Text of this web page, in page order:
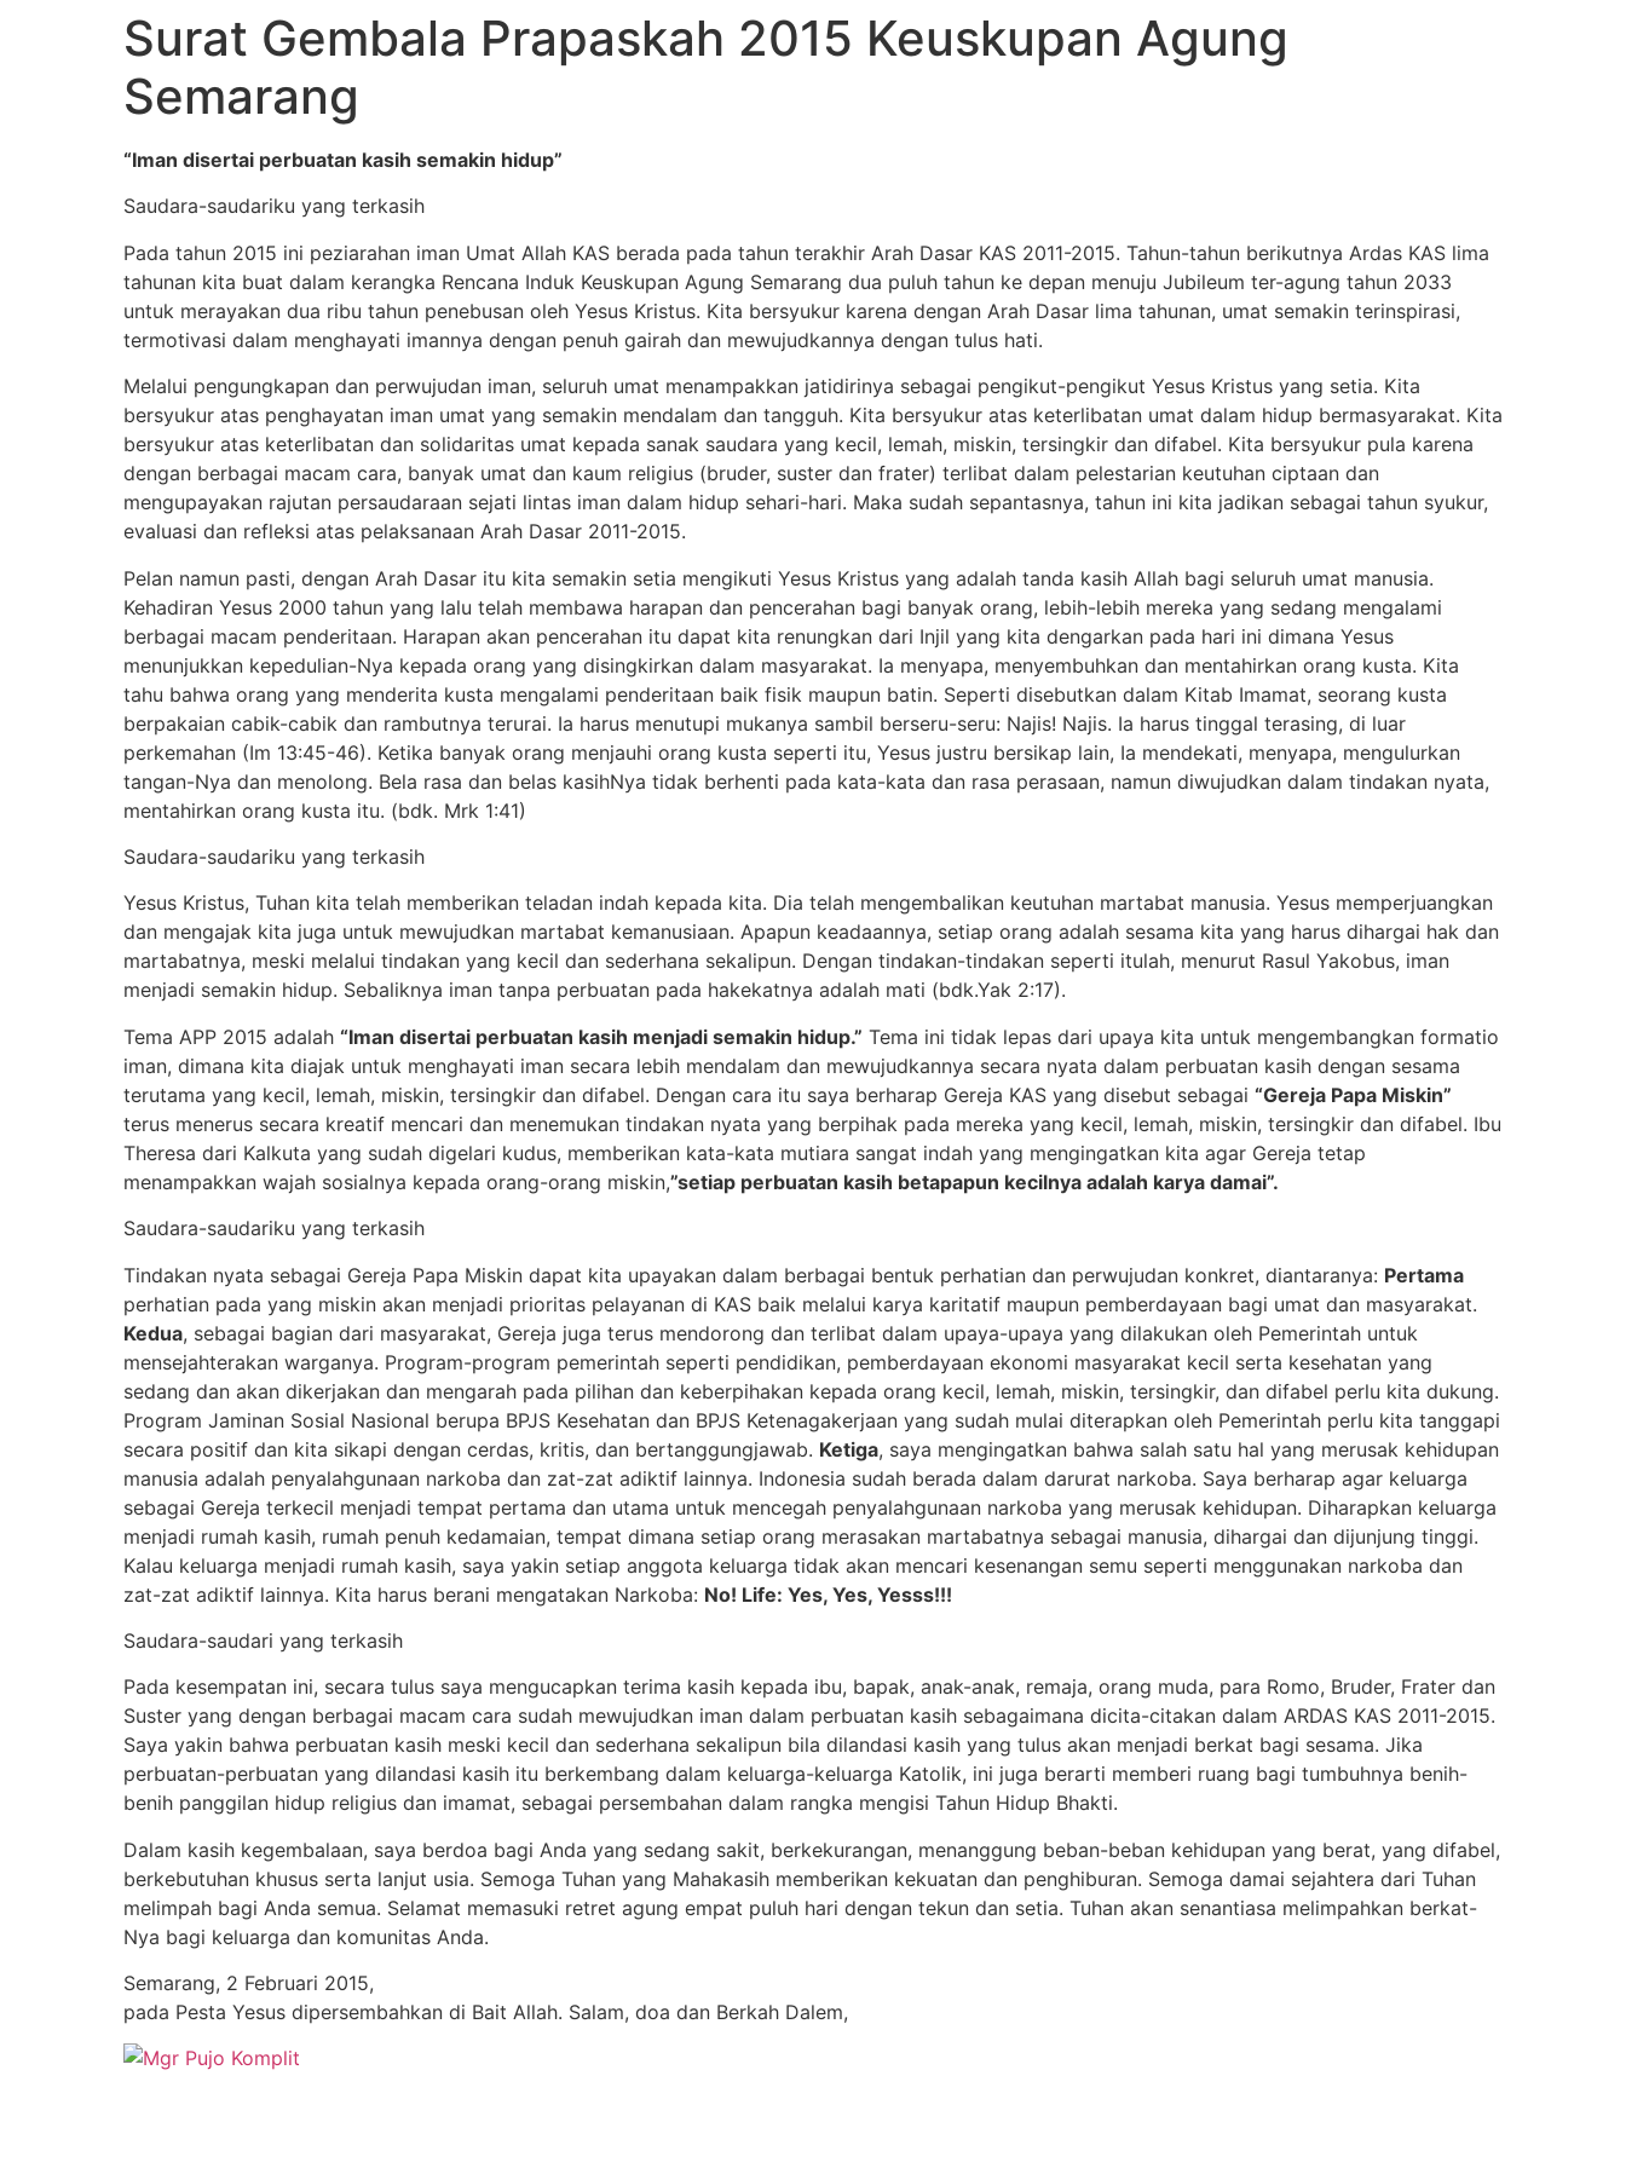
Surat Gembala Prapaskah 2015 Keuskupan Agung
Semarang
“Iman disertai perbuatan kasih semakin hidup”
Saudara-saudariku yang terkasih
Pada tahun 2015 ini peziarahan iman Umat Allah KAS berada pada tahun terakhir Arah Dasar KAS 2011-2015. Tahun-tahun berikutnya Ardas KAS lima
tahunan kita buat dalam kerangka Rencana Induk Keuskupan Agung Semarang dua puluh tahun ke depan menuju Jubileum ter-agung tahun 2033
untuk merayakan dua ribu tahun penebusan oleh Yesus Kristus. Kita bersyukur karena dengan Arah Dasar lima tahunan, umat semakin terinspirasi,
termotivasi dalam menghayati imannya dengan penuh gairah dan mewujudkannya dengan tulus hati.
Melalui pengungkapan dan perwujudan iman, seluruh umat menampakkan jatidirinya sebagai pengikut-pengikut Yesus Kristus yang setia. Kita
bersyukur atas penghayatan iman umat yang semakin mendalam dan tangguh. Kita bersyukur atas keterlibatan umat dalam hidup bermasyarakat. Kita
bersyukur atas keterlibatan dan solidaritas umat kepada sanak saudara yang kecil, lemah, miskin, tersingkir dan difabel. Kita bersyukur pula karena
dengan berbagai macam cara, banyak umat dan kaum religius (bruder, suster dan frater) terlibat dalam pelestarian keutuhan ciptaan dan
mengupayakan rajutan persaudaraan sejati lintas iman dalam hidup sehari-hari. Maka sudah sepantasnya, tahun ini kita jadikan sebagai tahun syukur,
evaluasi dan refleksi atas pelaksanaan Arah Dasar 2011-2015.
Pelan namun pasti, dengan Arah Dasar itu kita semakin setia mengikuti Yesus Kristus yang adalah tanda kasih Allah bagi seluruh umat manusia.
Kehadiran Yesus 2000 tahun yang lalu telah membawa harapan dan pencerahan bagi banyak orang, lebih-lebih mereka yang sedang mengalami
berbagai macam penderitaan. Harapan akan pencerahan itu dapat kita renungkan dari Injil yang kita dengarkan pada hari ini dimana Yesus
menunjukkan kepedulian-Nya kepada orang yang disingkirkan dalam masyarakat. Ia menyapa, menyembuhkan dan mentahirkan orang kusta. Kita
tahu bahwa orang yang menderita kusta mengalami penderitaan baik fisik maupun batin. Seperti disebutkan dalam Kitab Imamat, seorang kusta
berpakaian cabik-cabik dan rambutnya terurai. Ia harus menutupi mukanya sambil berseru-seru: Najis! Najis. Ia harus tinggal terasing, di luar
perkemahan (Im 13:45-46). Ketika banyak orang menjauhi orang kusta seperti itu, Yesus justru bersikap lain, Ia mendekati, menyapa, mengulurkan
tangan-Nya dan menolong. Bela rasa dan belas kasihNya tidak berhenti pada kata-kata dan rasa perasaan, namun diwujudkan dalam tindakan nyata,
mentahirkan orang kusta itu. (bdk. Mrk 1:41)
Saudara-saudariku yang terkasih
Yesus Kristus, Tuhan kita telah memberikan teladan indah kepada kita. Dia telah mengembalikan keutuhan martabat manusia. Yesus memperjuangkan
dan mengajak kita juga untuk mewujudkan martabat kemanusiaan. Apapun keadaannya, setiap orang adalah sesama kita yang harus dihargai hak dan
martabatnya, meski melalui tindakan yang kecil dan sederhana sekalipun. Dengan tindakan-tindakan seperti itulah, menurut Rasul Yakobus, iman
menjadi semakin hidup. Sebaliknya iman tanpa perbuatan pada hakekatnya adalah mati (bdk.Yak 2:17).
Tema APP 2015 adalah “Iman disertai perbuatan kasih menjadi semakin hidup.” Tema ini tidak lepas dari upaya kita untuk mengembangkan formatio
iman, dimana kita diajak untuk menghayati iman secara lebih mendalam dan mewujudkannya secara nyata dalam perbuatan kasih dengan sesama
terutama yang kecil, lemah, miskin, tersingkir dan difabel. Dengan cara itu saya berharap Gereja KAS yang disebut sebagai “Gereja Papa Miskin”
terus menerus secara kreatif mencari dan menemukan tindakan nyata yang berpihak pada mereka yang kecil, lemah, miskin, tersingkir dan difabel. Ibu
Theresa dari Kalkuta yang sudah digelari kudus, memberikan kata-kata mutiara sangat indah yang mengingatkan kita agar Gereja tetap
menampakkan wajah sosialnya kepada orang-orang miskin,”setiap perbuatan kasih betapapun kecilnya adalah karya damai”.
Saudara-saudariku yang terkasih
Tindakan nyata sebagai Gereja Papa Miskin dapat kita upayakan dalam berbagai bentuk perhatian dan perwujudan konkret, diantaranya: Pertama
perhatian pada yang miskin akan menjadi prioritas pelayanan di KAS baik melalui karya karitatif maupun pemberdayaan bagi umat dan masyarakat.
Kedua, sebagai bagian dari masyarakat, Gereja juga terus mendorong dan terlibat dalam upaya-upaya yang dilakukan oleh Pemerintah untuk
mensejahterakan warganya. Program-program pemerintah seperti pendidikan, pemberdayaan ekonomi masyarakat kecil serta kesehatan yang
sedang dan akan dikerjakan dan mengarah pada pilihan dan keberpihakan kepada orang kecil, lemah, miskin, tersingkir, dan difabel perlu kita dukung.
Program Jaminan Sosial Nasional berupa BPJS Kesehatan dan BPJS Ketenagakerjaan yang sudah mulai diterapkan oleh Pemerintah perlu kita tanggapi
secara positif dan kita sikapi dengan cerdas, kritis, dan bertanggungjawab. Ketiga, saya mengingatkan bahwa salah satu hal yang merusak kehidupan
manusia adalah penyalahgunaan narkoba dan zat-zat adiktif lainnya. Indonesia sudah berada dalam darurat narkoba. Saya berharap agar keluarga
sebagai Gereja terkecil menjadi tempat pertama dan utama untuk mencegah penyalahgunaan narkoba yang merusak kehidupan. Diharapkan keluarga
menjadi rumah kasih, rumah penuh kedamaian, tempat dimana setiap orang merasakan martabatnya sebagai manusia, dihargai dan dijunjung tinggi.
Kalau keluarga menjadi rumah kasih, saya yakin setiap anggota keluarga tidak akan mencari kesenangan semu seperti menggunakan narkoba dan
zat-zat adiktif lainnya. Kita harus berani mengatakan Narkoba: No! Life: Yes, Yes, Yesss!!!
Saudara-saudari yang terkasih
Pada kesempatan ini, secara tulus saya mengucapkan terima kasih kepada ibu, bapak, anak-anak, remaja, orang muda, para Romo, Bruder, Frater dan
Suster yang dengan berbagai macam cara sudah mewujudkan iman dalam perbuatan kasih sebagaimana dicita-citakan dalam ARDAS KAS 2011-2015.
Saya yakin bahwa perbuatan kasih meski kecil dan sederhana sekalipun bila dilandasi kasih yang tulus akan menjadi berkat bagi sesama. Jika
perbuatan-perbuatan yang dilandasi kasih itu berkembang dalam keluarga-keluarga Katolik, ini juga berarti memberi ruang bagi tumbuhnya benih-
benih panggilan hidup religius dan imamat, sebagai persembahan dalam rangka mengisi Tahun Hidup Bhakti.
Dalam kasih kegembalaan, saya berdoa bagi Anda yang sedang sakit, berkekurangan, menanggung beban-beban kehidupan yang berat, yang difabel,
berkebutuhan khusus serta lanjut usia. Semoga Tuhan yang Mahakasih memberikan kekuatan dan penghiburan. Semoga damai sejahtera dari Tuhan
melimpah bagi Anda semua. Selamat memasuki retret agung empat puluh hari dengan tekun dan setia. Tuhan akan senantiasa melimpahkan berkat-
Nya bagi keluarga dan komunitas Anda.
Semarang, 2 Februari 2015,
pada Pesta Yesus dipersembahkan di Bait Allah. Salam, doa dan Berkah Dalem,